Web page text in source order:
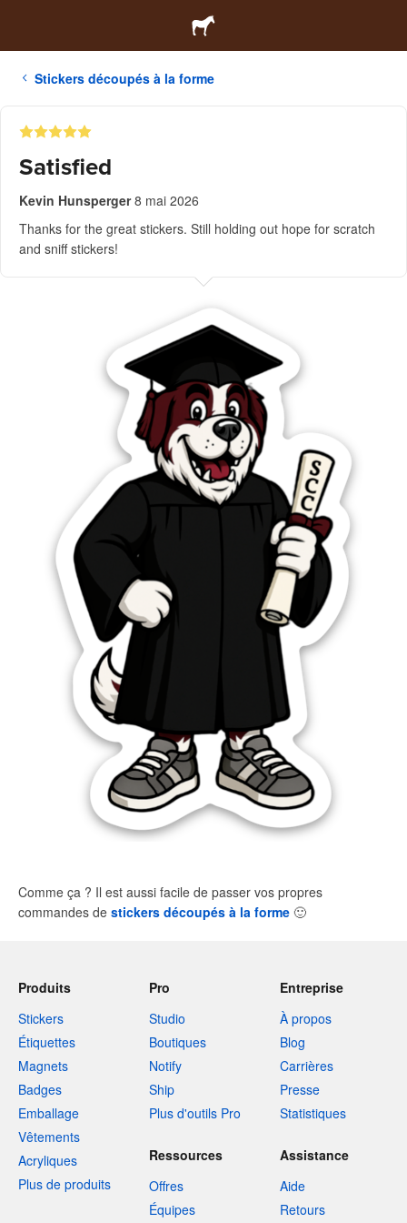
Stickers découpés à la forme
Satisfied
Kevin Hunsperger 8 mai 2026
Thanks for the great stickers. Still holding out hope for scratch
and sniff stickers!
Comme ça ? Il est aussi facile de passer vos propres
commandes de stickers découpés à la forme 🙂
Produits
Stickers
Étiquettes
Magnets
Badges
Emballage
Vêtements
Acryliques
Plus de produits
Pro
Studio
Boutiques
Notify
Ship
Plus d'outils Pro
Entreprise
À propos
Blog
Carrières
Presse
Statistiques
Ressources
Offres
Équipes
Assistance
Aide
Retours